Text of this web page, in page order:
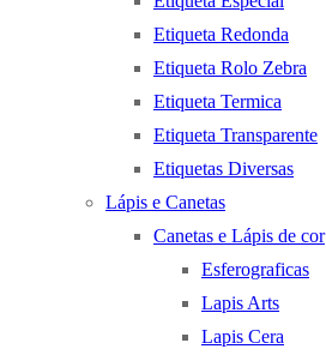
Etiqueta Redonda
Etiqueta Rolo Zebra
Etiqueta Termica
Etiqueta Transparente
Etiquetas Diversas
Lápis e Canetas
Canetas e Lápis de cor
Esferograficas
Lapis Arts
Lapis Cera